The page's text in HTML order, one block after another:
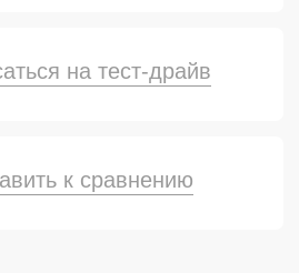
к сравнению
на тест-драйв